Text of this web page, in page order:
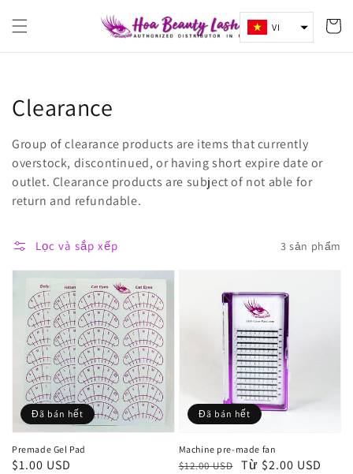
đến nội
dung
hàng
Bộ
sưu
tập:
Clearance
Group of clearance products are items that currently
overstock, discontinued, or having short expire date or
outlet. Clearance products are subject of not able for
return and refundable.
Lọc và sắp xếp 3 sản phẩm
Premade Gel Pad
Giá
$1.00 USD
Đã bán hết
Machine pre-made fan
Giá
$12.00 USD
Giá
Từ $2.00 USD
Đã bán hết
VI